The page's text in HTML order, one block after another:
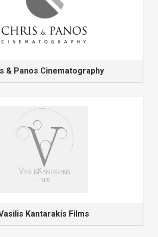
& Panos Cinematography
Kantarakis Films